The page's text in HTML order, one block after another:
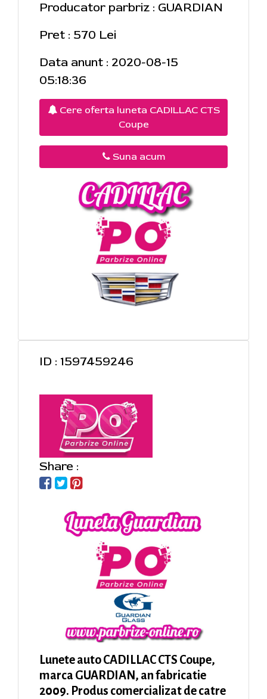
Producator parbriz : GUARDIAN
Pret : 570 Lei
Data anunt : 2020-08-15
05:18:36
Cere oferta luneta CADILLAC CTS
Coupe
Suna acum
ID : 1597459246
Share :
Lunete auto CADILLAC CTS Coupe,
marca GUARDIAN, an fabricatie
2009. Produs comercializat de catre